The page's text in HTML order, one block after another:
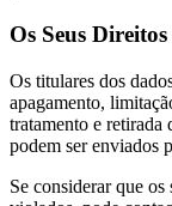
Os Seus Direitos
Os titulares dos
apagamento,
tratamento e retirada
podem ser enviados
Se considerar que